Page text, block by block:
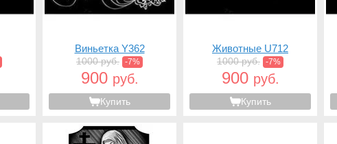
Виньетка Y362
1000 руб. -7%
900 руб.
Купить
Животные U712
1000 руб. -7%
900 руб.
Купить